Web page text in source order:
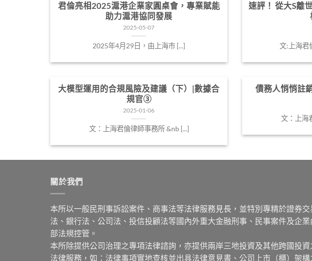
君倫亮相2025滬港企業家圓桌會，專業賦能
助力滬港協同發展
2025-05-07
2025年4月29日，由上海市 [...]
速評！ 從大S離
文:上海君
大模型運用的合規風險及建議（下）|數據合
規官③
2025-01-06
文：上海君倫律師事務所 &nb [...]
債務人悄悄註
文：上海
關於我們
本所以一般民刑事訴訟案件、商事法等法律服務見長，並特別專精於證券交
法、銀行法、公司法、投信投顧法等國內外重大金融刑事、民事案件及企業
部法規控管。
本所除提供公司治理之專項法律諮詢，亦提供兩岸三地投資及其他跨國投資
法律服務，如：法律事項實地查核並出具法律意見書、公司上市（櫃）架構